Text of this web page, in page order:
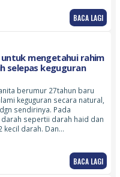
BACA LAGI
untuk mengetahui rahim
selepas keguguran
berumur 27tahun baru
keguguran secara natural,
sendirinya. Pada
darah sepertii darah haid dan
kecil darah. Dan…
BACA LAGI